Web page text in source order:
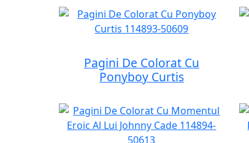
Pagini De Colorat Cu
Ponyboy Curtis